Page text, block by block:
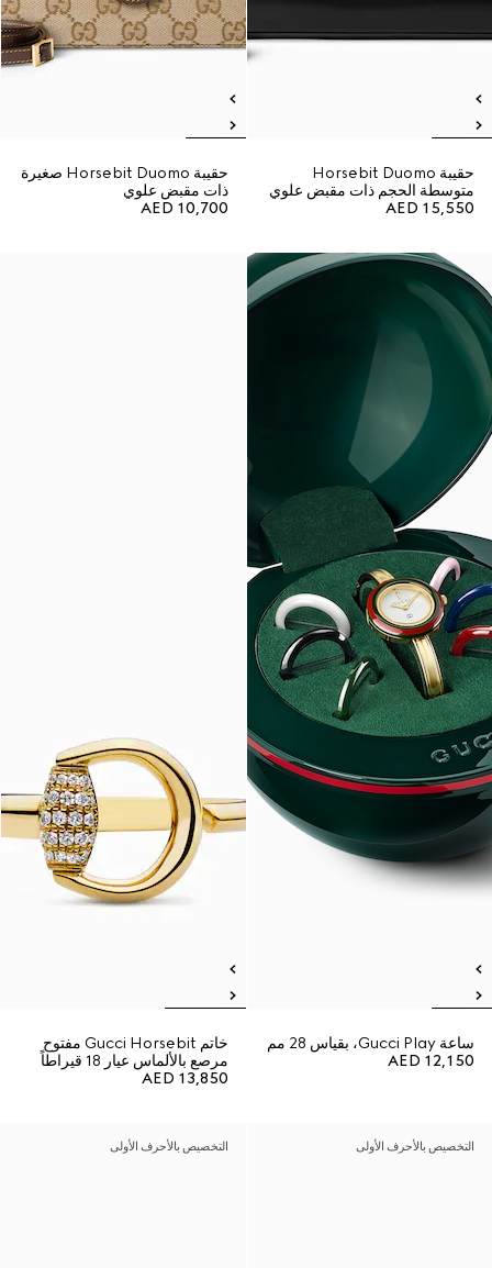
حقيبة Horsebit Duomo
متوسطة الحجم ذات مقبض علوي
AED 15,550
حقيبة Horsebit Duomo صغيرة
ذات مقبض علوي
AED 10,700
ساعة Gucci Play، بقياس 28 مم
AED 12,150
خاتم Gucci Horsebit مفتوح
مرصع بالألماس عيار 18 قيراطاً
AED 13,850
التخصيص بالأحرف الأولى التخصيص بالأحرف الأولى